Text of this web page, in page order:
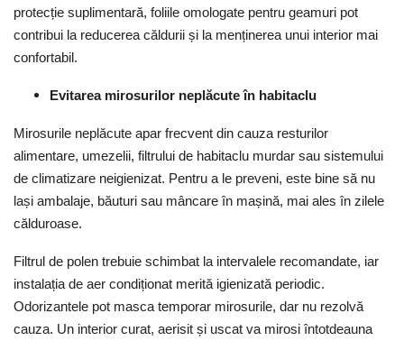
protecție suplimentară, foliile omologate pentru geamuri pot
contribui la reducerea căldurii și la menținerea unui interior mai
confortabil.
Evitarea mirosurilor neplăcute în habitaclu
Mirosurile neplăcute apar frecvent din cauza resturilor
alimentare, umezelii, filtrului de habitaclu murdar sau sistemului
de climatizare neigienizat. Pentru a le preveni, este bine să nu
lași ambalaje, băuturi sau mâncare în mașină, mai ales în zilele
călduroase.
Filtrul de polen trebuie schimbat la intervalele recomandate, iar
instalația de aer condiționat merită igienizată periodic.
Odorizantele pot masca temporar mirosurile, dar nu rezolvă
cauza. Un interior curat, aerisit și uscat va mirosi întotdeauna